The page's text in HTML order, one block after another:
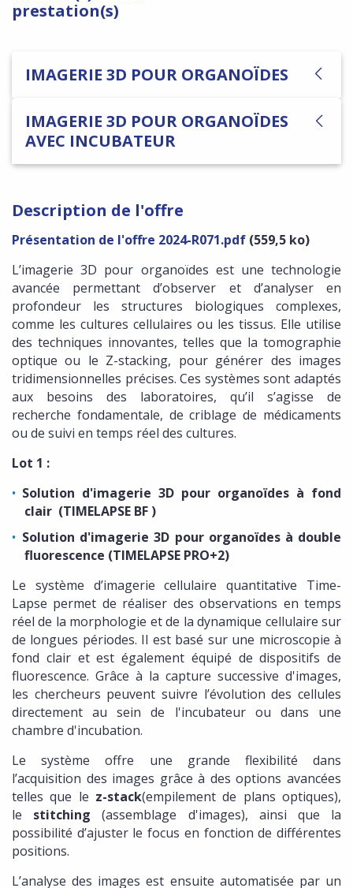
prestation(s)
IMAGERIE 3D POUR ORGANOÏDES
IMAGERIE 3D POUR ORGANOÏDES
AVEC INCUBATEUR
Description de l'offre
Présentation de l'offre 2024-R071.pdf (559,5 ko)
L’imagerie 3D pour organoïdes est une technologie
avancée permettant d’observer et d’analyser en
profondeur les structures biologiques complexes,
comme les cultures cellulaires ou les tissus. Elle utilise
des techniques innovantes, telles que la tomographie
optique ou le Z-stacking, pour générer des images
tridimensionnelles précises. Ces systèmes sont adaptés
aux besoins des laboratoires, qu’il s’agisse de
recherche fondamentale, de criblage de médicaments
ou de suivi en temps réel des cultures.
Lot 1 :
Solution d'imagerie 3D pour organoïdes à fond
clair (TIMELAPSE BF )
Solution d'imagerie 3D pour organoïdes à double
fluorescence (TIMELAPSE PRO+2)
Le système d’imagerie cellulaire quantitative Time-
Lapse permet de réaliser des observations en temps
réel de la morphologie et de la dynamique cellulaire sur
de longues périodes. Il est basé sur une microscopie à
fond clair et est également équipé de dispositifs de
fluorescence. Grâce à la capture successive d'images,
les chercheurs peuvent suivre l’évolution des cellules
directement au sein de l'incubateur ou dans une
chambre d'incubation.
Le système offre une grande flexibilité dans
l’acquisition des images grâce à des options avancées
telles que le z-stack(empilement de plans optiques),
le stitching (assemblage d'images), ainsi que la
possibilité d’ajuster le focus en fonction de différentes
positions.
L’analyse des images est ensuite automatisée par un